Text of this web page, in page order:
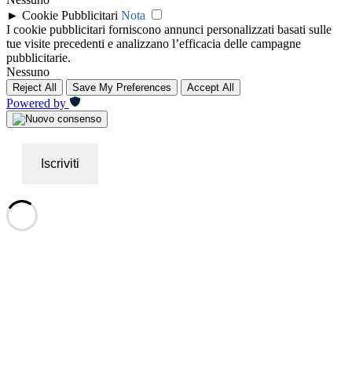
► Cookie Pubblicitari Nota
I cookie pubblicitari forniscono annunci personalizzati basati sulle
tue visite precedenti e analizzano l’efficacia delle campagne
pubblicitarie.
Nessuno
Reject All Save My Preferences Accept All
Powered by
Iscriviti